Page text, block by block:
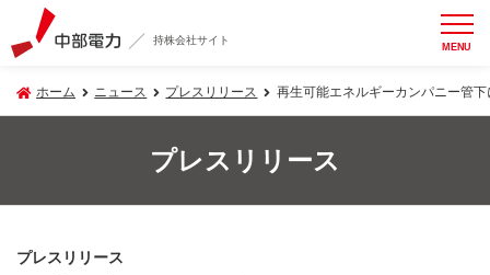
持株会社サイト MENU
ホーム ニュース プレスリリース 再生可能エネルギーカンパニー管
プレスリリース
プレスリリース